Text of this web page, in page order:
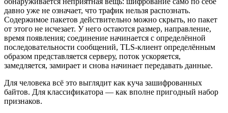
давно уже не означает, что трафик нельзя распознать.
Содержимое пакетов действительно можно скрыть, но пакет
от этого не исчезает. У него остаются размер, направление,
время появления; соединение начинается с определённой
последовательности сообщений, TLS-клиент определённым
образом представляется серверу, поток ускоряется,
замедляется, замирает и снова начинает передавать данные.
Для человека всё это выглядит как куча зашифрованных
байтов. Для классификатора — как вполне пригодный набор
признаков.